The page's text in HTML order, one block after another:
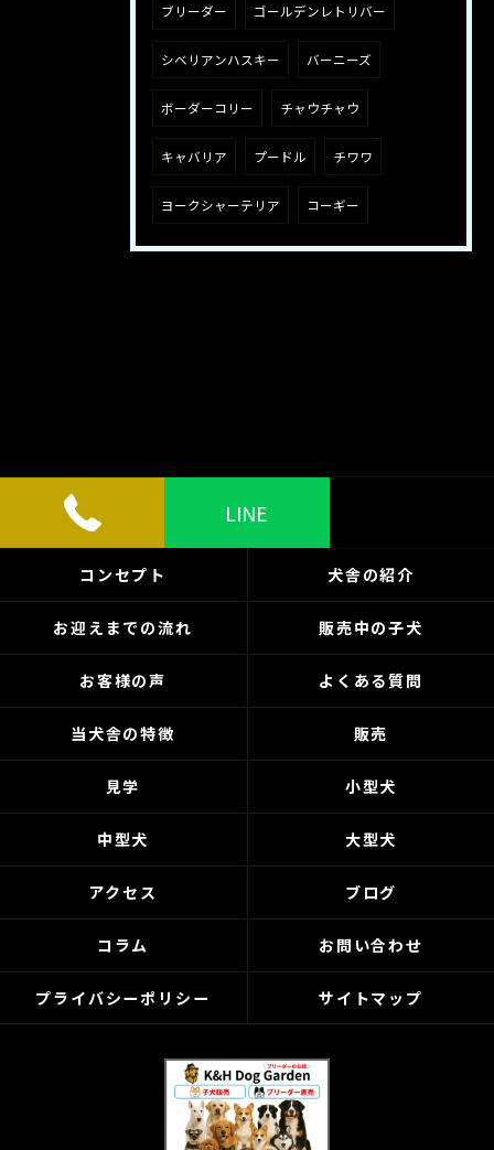
ブリーダー ゴールデンレトリバー
シベリアンハスキー バーニーズ
ボーダーコリー チャウチャウ
キャバリア プードル チワワ
ヨークシャーテリア コーギー
LINE
コンセプト 犬舎の紹介
お迎えまでの流れ 販売中の子犬
お客様の声 よくある質問
当犬舎の特徴 販売
見学 小型犬
中型犬 大型犬
アクセス ブログ
コラム お問い合わせ
プライバシーポリシー サイトマップ